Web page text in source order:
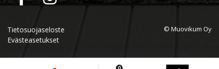
Tietosuojaseloste
Evästeasetukset
© Muovikum Oy